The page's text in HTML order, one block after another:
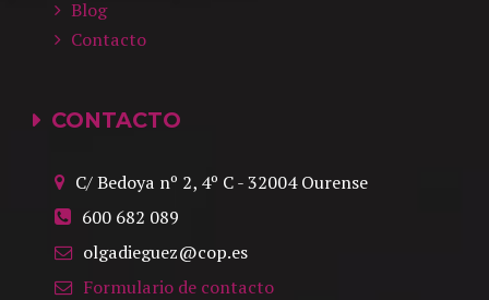
Blog
Contacto
CONTACTO
C/ Bedoya nº 2, 4º C-32004 Ourense
600 682 089
olgadieguez@cop.es
Formulario de contacto